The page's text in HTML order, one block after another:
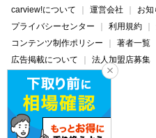
carview!について 運営会社 お知
プライバシーセンター
利用規約
コンテンツ制作ポリシー
著者一覧
広告掲載について
法人加盟店募集
ヘルプ・お問い合わせ
carview! Yahoo! JAPAN